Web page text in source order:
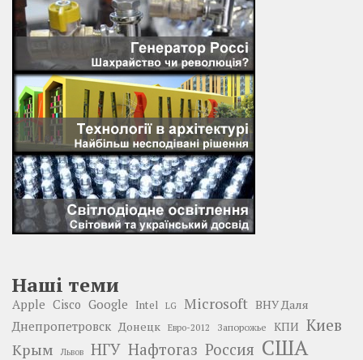
Наші теми
Apple Cisco Google Intel LG Microsoft ВНУ Даля
Днепропетровск Донецк Евро-2012 Запорожье КПИ Киев
Крым Львов НГУ Нафтогаз Россия США